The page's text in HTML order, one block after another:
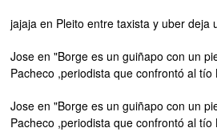
jajaja en Pleito entre taxista y uber deja
Jose en"Borge es un guiñapo con un
Pacheco ,periodista que confrontó al tío
Jose en"Borge es un guiñapo con un
Pacheco ,periodista que confrontó al tío